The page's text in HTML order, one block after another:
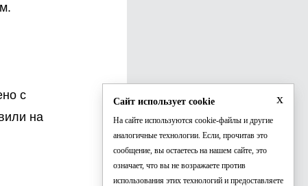
с
на
x
Сайт использует cookie
На сайте используются cookie-файлы и другие
аналогичные технологии. Если, прочитав это
сообщение, вы остаетесь на нашем сайте, это
означает, что вы не возражаете против
использования этих технологий и предоставляете